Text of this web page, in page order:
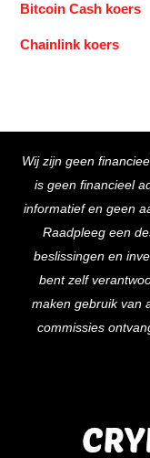
Bitcoin Cash koers
Chainlink koers
Wij zijn geen
is geen financieel
informatief en geen
Raadpleeg een
beslissingen en
bent zelf
maken gebruik van
commissies